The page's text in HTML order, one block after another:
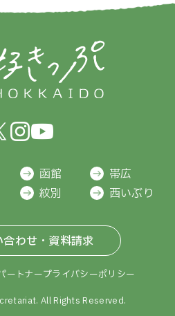
函館
帯広
紋別 西いぶり
合わせ・資料請求
ートナープライバシーポリシー
All Rights Reserved.